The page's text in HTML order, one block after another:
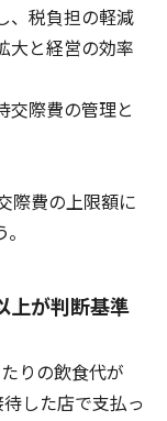
、税負担の軽減
大と経営の効率
交際費の管理と
際費の上限額に
上が判断基準
りの飲食代が
した店で支払っ